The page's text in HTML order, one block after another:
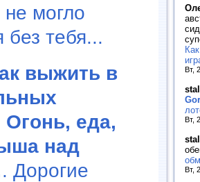
могло
без тебя...
выжить в
Огонь, еда,
над
. Дорогие
Вт,
Вт,
Вт,